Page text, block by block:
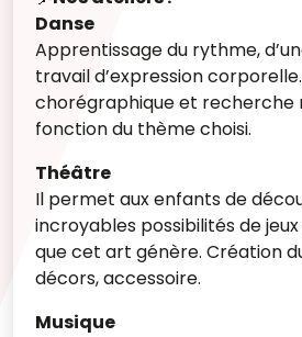
Danse
Apprentissage du rythme,
travail d’expression
chorégraphique et recherche
fonction du thème choisi.
Théâtre
Il permet aux enfants de
incroyables possibilités de
que cet art génère. Création
décors, accessoire.
Musique